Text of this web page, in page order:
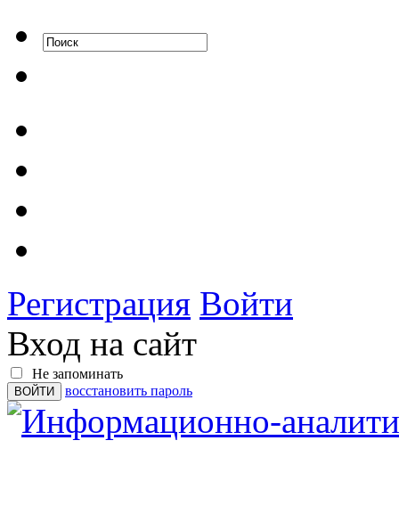
Регистрация Войти
Вход на сайт
Не запоминать
восстановить пароль